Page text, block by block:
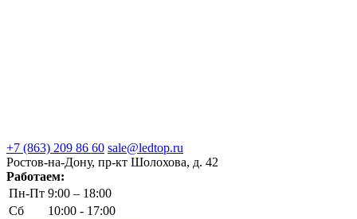
+7 (863) 209 86 60 sale@ledtop.ru
Ростов-на-Дону, пр-кт Шолохова, д. 42
Работаем:
Пн-Пт 9:00 – 18:00
Сб
10:00 - 17:00